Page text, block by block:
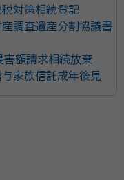
税対策相続登記
産調査遺産分割協議書
害額請求相続放棄
与家族信託成年後見